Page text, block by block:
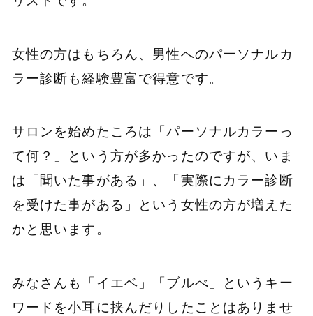
女性の方はもちろん、男性へのパーソナルカ
ラー診断も経験豊富で得意です。
サロンを始めたころは「パーソナルカラーっ
て何？」という方が多かったのですが、いま
は「聞いた事がある」、「実際にカラー診断
を受けた事がある」という女性の方が増えた
かと思います。
みなさんも「イエベ」「ブルべ」というキー
ワードを小耳に挟んだりしたことはありませ